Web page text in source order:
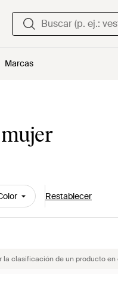
Marcas
Restablecer
clasificación de un producto